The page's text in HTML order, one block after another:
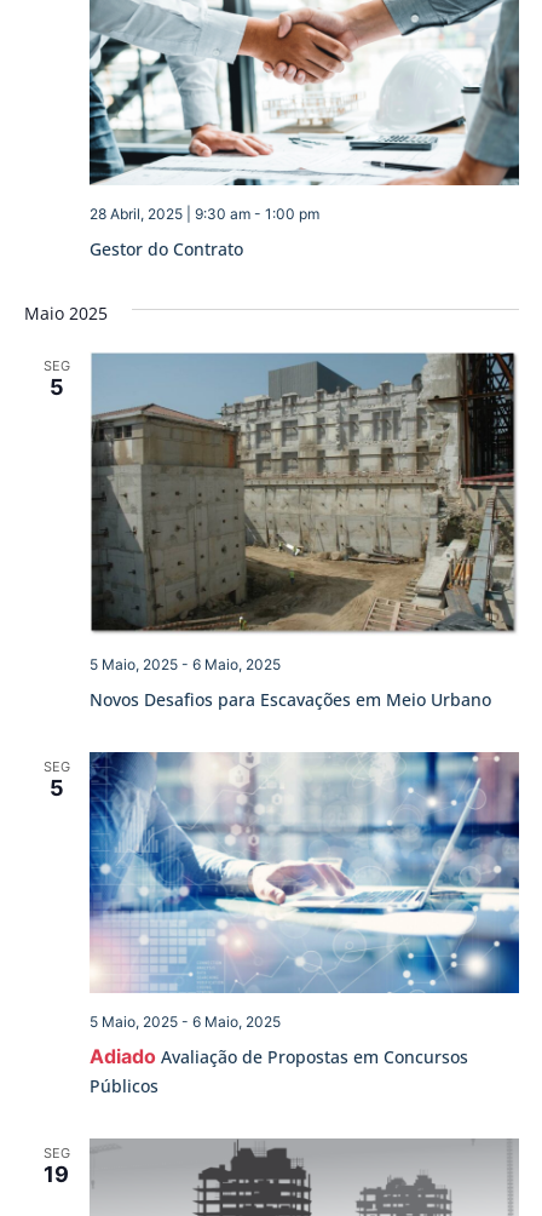
Gestor do Contrato
28 Abril, 2025 | 9:30 am- 1:00 pm
Maio 2025
SEG
5
Novos Desafios para Escavações em Meio Urbano
5 Maio, 2025- 6 Maio, 2025
SEG
5
Adiado Avaliação de Propostas em Concursos
Públicos
5 Maio, 2025- 6 Maio, 2025
SEG
19